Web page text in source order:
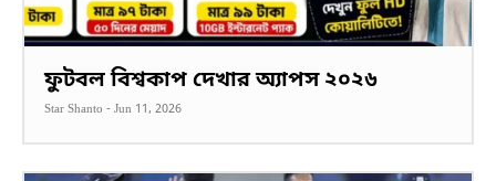
ফুটবল বিশ্বকাপ দেখার অ্যাপস ২০২৬
Star Shanto - Jun 11, 2026